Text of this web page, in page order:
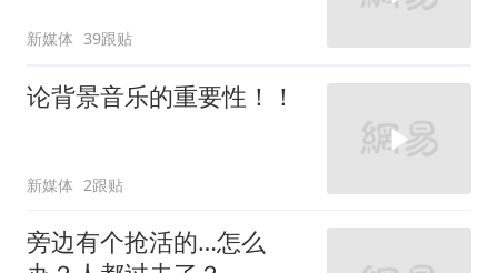
新媒体 39跟贴
论背景音乐的重要性！！
新媒体 2跟贴
旁边有个抢活的…怎么